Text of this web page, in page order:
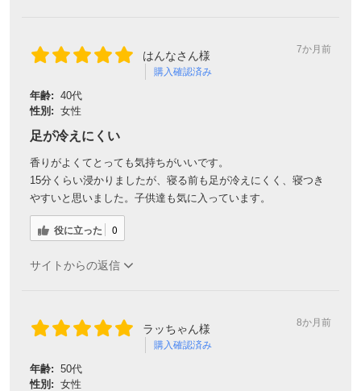
はんなさん様
購入確認済み
7か月前
年齢: 40代
性別: 女性
足が冷えにくい
香りがよくてとっても気持ちがいいです。
15分くらい浸かりましたが、寝る前も足が冷えにくく、寝つき
やすいと思いました。子供達も気に入っています。
役に立った 0
サイトからの返信
ラッちゃん様
購入確認済み
8か月前
年齢: 50代
性別: 女性